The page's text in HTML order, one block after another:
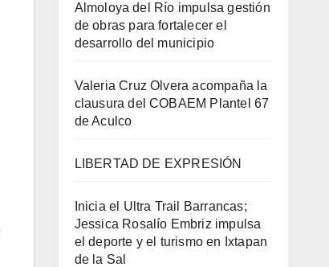
Almoloya del Río impulsa gestión
de obras para fortalecer el
desarrollo del municipio
Valeria Cruz Olvera acompaña la
clausura del COBAEM Plantel 67
de Aculco
LIBERTAD DE EXPRESIÓN
Inicia el Ultra Trail Barrancas;
Jessica Rosalío Embriz impulsa
el deporte y el turismo en Ixtapan
de la Sal